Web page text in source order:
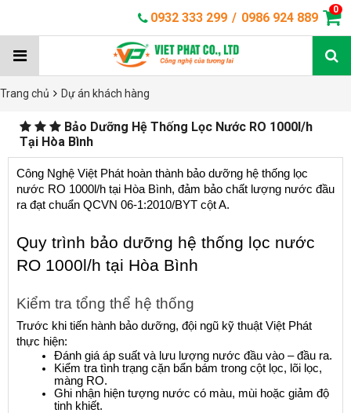
0932 333 299 / 0986 924 889
0
Trang chủ Dự án khách hàng
Bảo Dưỡng Hệ Thống Lọc Nước RO 1000l/h
Tại Hòa Bình
Công Nghệ Việt Phát hoàn thành bảo dưỡng hệ thống lọc
nước RO 1000l/h tại Hòa Bình, đảm bảo chất lượng nước đầu
ra đạt chuẩn QCVN 06-1:2010/BYT cột A.
Quy trình bảo dưỡng hệ thống lọc nước
RO 1000l/h tại Hòa Bình
Kiểm tra tổng thể hệ thống
Trước khi tiến hành bảo dưỡng, đội ngũ kỹ thuật Việt Phát
thực hiện:
Đánh giá áp suất và lưu lượng nước đầu vào – đầu ra.
Kiểm tra tình trạng cặn bẩn bám trong cột lọc, lõi lọc,
màng RO.
Ghi nhận hiện tượng nước có màu, mùi hoặc giảm độ
tinh khiết.